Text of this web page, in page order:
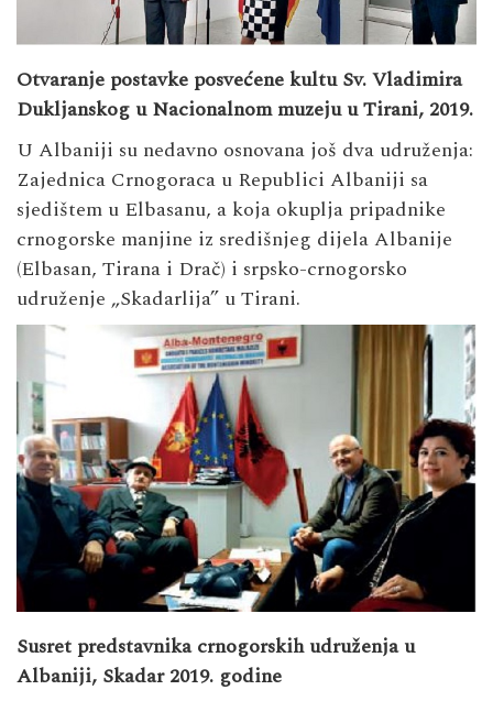
Otvaranje postavke posvećene kultu Sv. Vladimira
Dukljanskog u Nacionalnom muzeju u Tirani, 2019.
U Albaniji su nedavno osnovana još dva udruženja:
Zajednica Crnogoraca u Republici Albaniji sa
sjedištem u Elbasanu, a koja okuplja pripadnike
crnogorske manjine iz središnjeg dijela Albanije
(Elbasan, Tirana i Drač) i srpsko-crnogorsko
udruženje „Skadarlija” u Tirani.
Susret predstavnika crnogorskih udruženja u
Albaniji, Skadar 2019. godine